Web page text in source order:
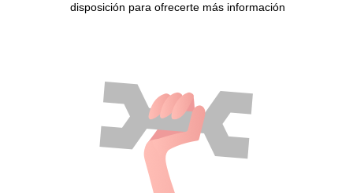
disposición para ofrecerte más información